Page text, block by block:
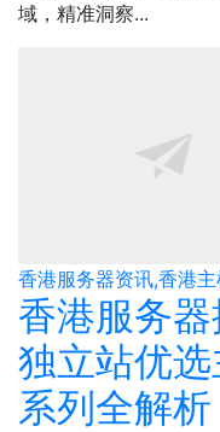
域，精准洞察...
香港服务器资讯,香港
香港服务
独立站优
系列全解析